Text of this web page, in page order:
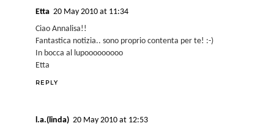
Etta 20 May 2010 at 11:34
Ciao Annalisa!!
Fantastica notizia.. sono proprio contenta per te! :-)
In bocca al lupooooooooo
Etta
REPLY
l.a.(linda) 20 May 2010 at 12:53